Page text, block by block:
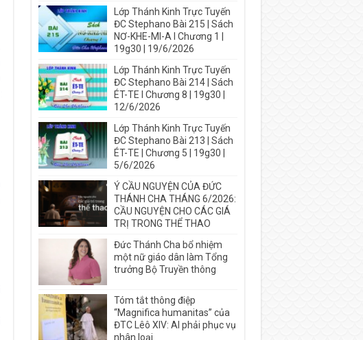
Lớp Thánh Kinh Trực Tuyến
ĐC Stephano Bài 215 | Sách
NƠ-KHE-MI-A I Chương 1 |
19g30 | 19/6/2026
Lớp Thánh Kinh Trực Tuyến
ĐC Stephano Bài 214 | Sách
ÉT-TE I Chương 8 | 19g30 |
12/6/2026
Lớp Thánh Kinh Trực Tuyến
ĐC Stephano Bài 213 | Sách
ÉT-TE | Chương 5 | 19g30 |
5/6/2026
Ý CẦU NGUYỆN CỦA ĐỨC
THÁNH CHA THÁNG 6/2026:
CẦU NGUYỆN CHO CÁC GIÁ
TRỊ TRONG THỂ THAO
Đức Thánh Cha bổ nhiệm
một nữ giáo dân làm Tổng
trưởng Bộ Truyền thông
Tóm tắt thông điệp
“Magnifica humanitas” của
ĐTC Lêô XIV: AI phải phục vụ
nhân loại